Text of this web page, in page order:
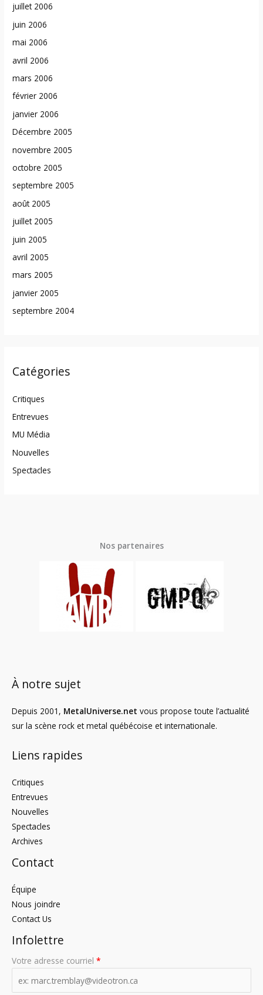
juillet 2006
juin 2006
mai 2006
avril 2006
mars 2006
février 2006
janvier 2006
Décembre 2005
novembre 2005
octobre 2005
septembre 2005
août 2005
juillet 2005
juin 2005
avril 2005
mars 2005
janvier 2005
septembre 2004
Catégories
Critiques
Entrevues
MU Média
Nouvelles
Spectacles
Nos partenaires
À notre sujet
Depuis 2001, MetalUniverse.net vous propose toute l’actualité
sur la scène rock et metal québécoise et internationale.
Liens rapides
Critiques
Entrevues
Nouvelles
Spectacles
Archives
Contact
Équipe
Nous joindre
Contact Us
Infolettre
Votre adresse courriel *